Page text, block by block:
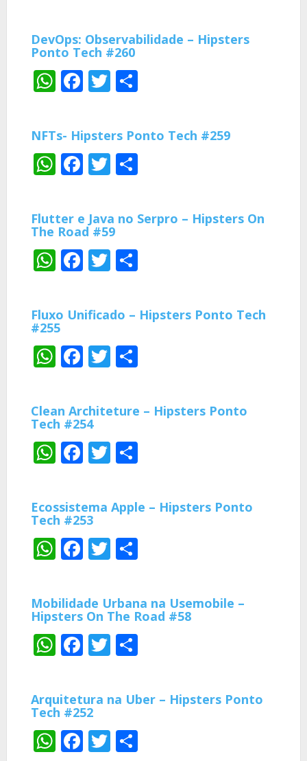
DevOps: Observabilidade – Hipsters
Ponto Tech #260
WhatsApp
Facebook
Twitter
NFTs- Hipsters Ponto Tech #259
WhatsApp
Facebook
Twitter
Flutter e Java no Serpro – Hipsters On
The Road #59
WhatsApp
Facebook
Twitter
Fluxo Unificado – Hipsters Ponto Tech
#255
WhatsApp
Facebook
Twitter
Clean Architeture – Hipsters Ponto
Tech #254
WhatsApp
Facebook
Twitter
Ecossistema Apple – Hipsters Ponto
Tech #253
WhatsApp
Facebook
Twitter
Mobilidade Urbana na Usemobile –
Hipsters On The Road #58
WhatsApp
Facebook
Twitter
Arquitetura na Uber – Hipsters Ponto
Tech #252
WhatsApp
Facebook
Twitter